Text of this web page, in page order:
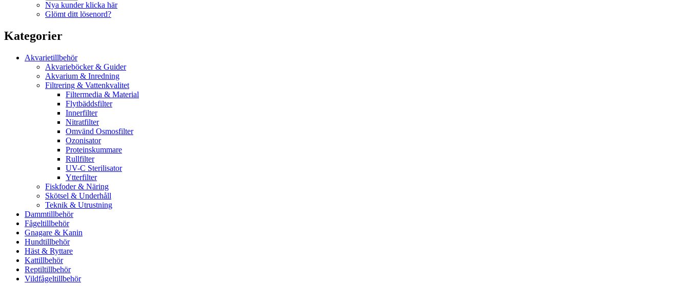
Nya kunder klicka här
Glömt ditt lösenord?
Kategorier
Akvarietillbehör
Akvarieböcker & Guider
Akvarium & Inredning
Filtrering & Vattenkvalitet
Filtermedia & Material
Flytbäddsfilter
Innerfilter
Nitratfilter
Omvänd Osmosfilter
Ozonisator
Proteinskummare
Rullfilter
UV-C Sterilisator
Ytterfilter
Fiskfoder & Näring
Skötsel & Underhåll
Teknik & Utrustning
Dammtillbehör
Fågeltillbehör
Gnagare & Kanin
Hundtillbehör
Häst & Ryttare
Kattillbehör
Reptiltillbehör
Vildfågeltillbehör